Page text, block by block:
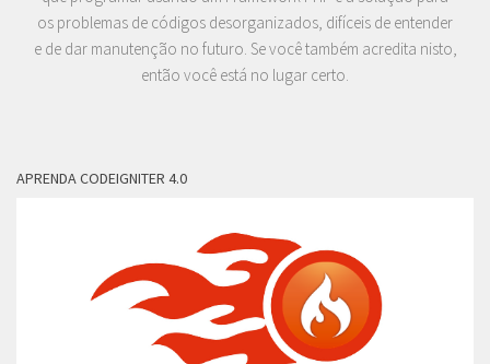
os problemas de códigos desorganizados, difíceis de entender
e de dar manutenção no futuro. Se você também acredita nisto,
então você está no lugar certo.
APRENDA CODEIGNITER 4.0